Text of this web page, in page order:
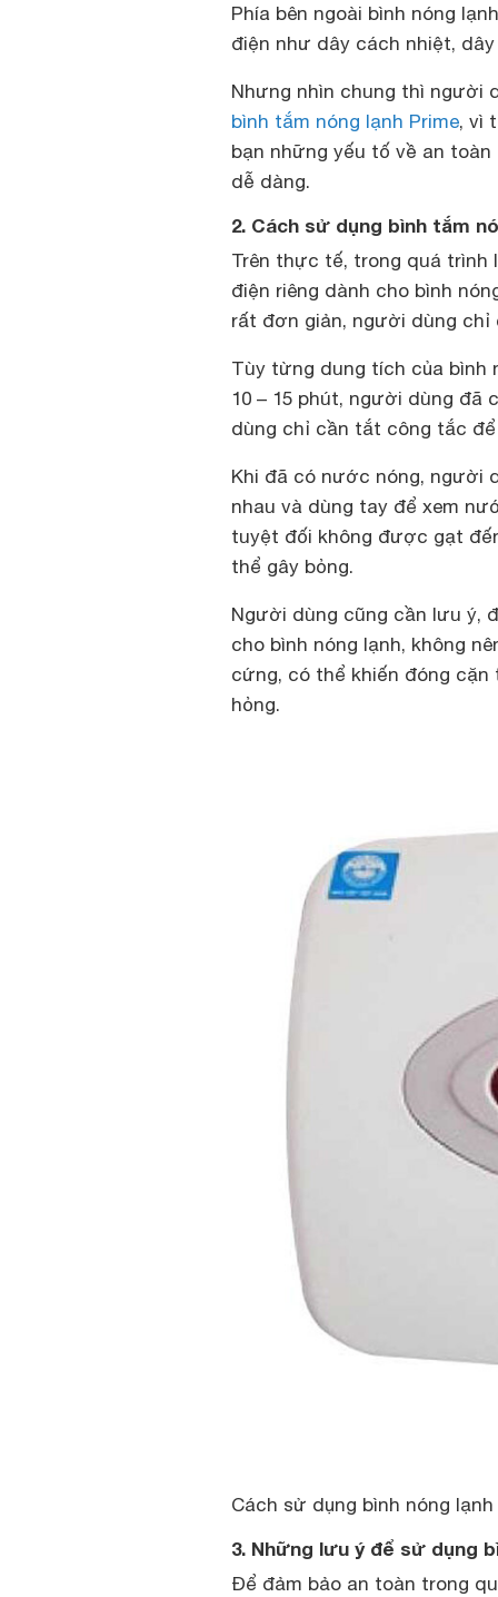
Phía bên ngoài bình nóng
điện như dây cách nhiệt,
Nhưng nhìn chung thì người
bình tắm nóng lạnh Prime, vì
bạn những yếu tố về an
dễ dàng.
2. Cách sử dụng bình tắm
Trên thực tế, trong quá
điện riêng dành cho bình
rất đơn giản, người dùng
Tùy từng dung tích của bình
10 – 15 phút, người dùng
dùng chỉ cần tắt công tắc
Khi đã có nước nóng, người
nhau và dùng tay để xem
tuyệt đối không được gạt
thể gây bỏng.
Người dùng cũng cần lưu ý,
cho bình nóng lạnh, không
cứng, có thể khiến đóng cặn
hỏng.
Cách sử dụng bình nóng lạnh
3. Những lưu ý để sử dụng
Để đảm bảo an toàn trong